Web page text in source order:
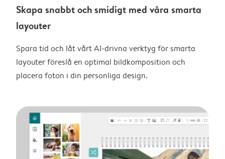
Skapa snabbt och smidigt med våra smarta
layouter
Spara tid och låt vårt AI-drivna verktyg för smarta
layouter föreslå en optimal bildkomposition och
placera foton i din personliga design.